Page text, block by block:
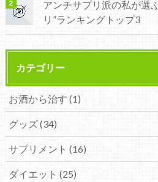
アンチサプリ派の私が選
リ”ランキングトップ3
カテゴリー
お酒から治す (1)
グッズ(34)
サプリメント (16)
ダイエット (25)